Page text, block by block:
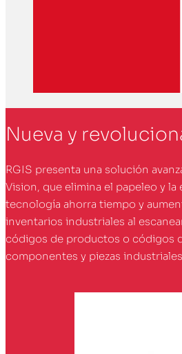
Nueva y
RGIS presenta una solución
Vision, que elimina el papeleo y
tecnología ahorra tiempo y
inventarios industriales al
códigos de productos o códigos
componentes y piezas